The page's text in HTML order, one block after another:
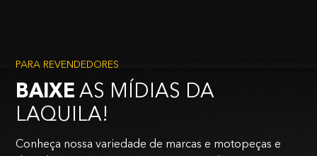
PARA REVENDEDORES
BAIXE AS MÍDIAS DA
LAQUILA!
Conheça nossa variedade de marcas e motopeças e